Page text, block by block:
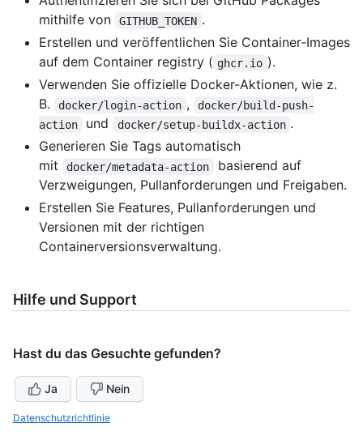
mithilfe von
GITHUB_TOKEN .
Erstellen und veröffentlichen Sie Container-Images
auf dem Container registry ( ghcr.io ).
Verwenden Sie offizielle Docker-Aktionen, wie z.
B.
docker/login-action ,
docker/build-push-
action
und docker/setup-buildx-action .
Generieren Sie Tags automatisch
mit
docker/metadata-action
basierend auf
Verzweigungen, Pullanforderungen und Freigaben.
Erstellen Sie Features, Pullanforderungen und
Versionen mit der richtigen
Containerversionsverwaltung.
Hilfe und Support
Hast du das Gesuchte gefunden?
Ja Nein
Datenschutzrichtlinie